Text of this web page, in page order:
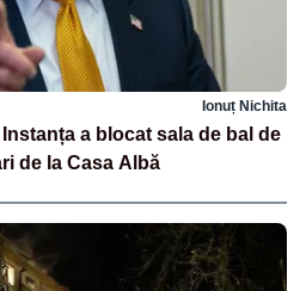
Ionuț Nichita
a blocat sala de bal de
de la Casa Albă